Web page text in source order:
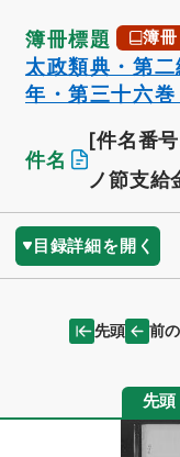
簿冊標題 簿冊
太政類典・第
年・第三十六
件名
[件名番
ノ節支給
目録詳細を開く
先頭 前
先頭